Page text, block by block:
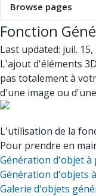
Browse pages
Fonction
Last updated: juil. 15,
L'ajout d'éléments
pas totalement à
d'une image ou
L'utilisation de la
Pour prendre en
Génération d'objet
Génération d'objets
Galerie d'objets